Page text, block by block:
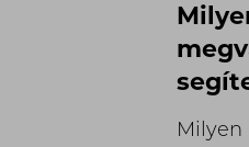
Milyen